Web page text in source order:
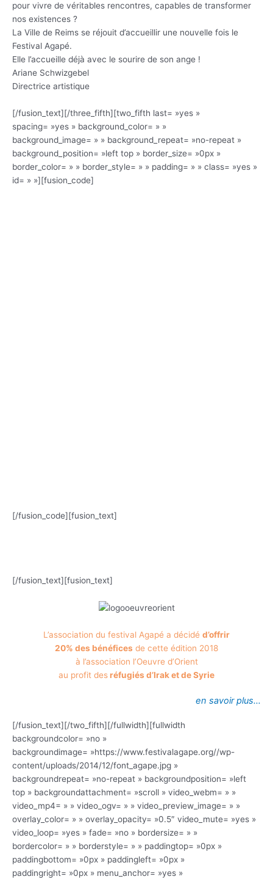
pour vivre de véritables rencontres, capables de transformer
nos existences ?
La Ville de Reims se réjouit d’accueillir une nouvelle fois le
Festival Agapé.
Elle l’accueille déjà avec le sourire de son ange !
Ariane Schwizgebel
Directrice artistique
[/fusion_text][/three_fifth][two_fifth last= »yes »
spacing= »yes » background_color= » »
background_image= » » background_repeat= »no-repeat »
background_position= »left top » border_size= »0px »
border_color= » » border_style= » » padding= » » class= »yes »
id= » »][fusion_code]
[/fusion_code][fusion_text]
[/fusion_text][fusion_text]
L’association du festival Agapé a décidé d’offrir
20% des bénéfices de cette édition 2018
à l’association l’Oeuvre d’Orient
au profit desréfugiés d’Irak et de Syrie
en savoir plus…
[/fusion_text][/two_fifth][/fullwidth][fullwidth
backgroundcolor= »no »
backgroundimage= »https://www.festivalagape.org//wp-
content/uploads/2014/12/font_agape.jpg »
backgroundrepeat= »no-repeat » backgroundposition= »left
top » backgroundattachment= »scroll » video_webm= » »
video_mp4= » » video_ogv= » » video_preview_image= » »
overlay_color= » » overlay_opacity= »0.5″ video_mute= »yes »
video_loop= »yes » fade= »no » bordersize= » »
bordercolor= » » borderstyle= » » paddingtop= »0px »
paddingbottom= »0px » paddingleft= »0px »
paddingright= »0px » menu_anchor= »yes »